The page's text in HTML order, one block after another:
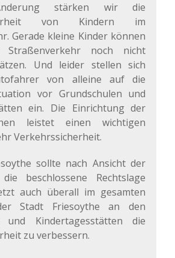
stärken wir die
von Kindern im
Gerade kleine Kinder können
Straßenverkehr noch nicht
Und leider stellen sich
von alleine auf die
vor Grundschulen und
ein. Die Einrichtung der
leistet einen wichtigen
Verkehrssicherheit.
sollte nach Ansicht der
beschlossene Rechtslage
auch überall im gesamten
Stadt Friesoythe an den
und Kindertagesstätten die
zu verbessern.